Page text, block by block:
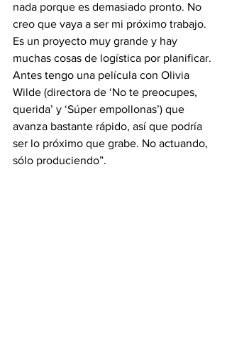
nada porque es demasiado pronto. No
creo que vaya a ser mi próximo trabajo.
Es un proyecto muy grande y hay
muchas cosas de logística por planificar.
Antes tengo una película con Olivia
Wilde (directora de ‘No te preocupes,
querida’ y ‘Súper empollonas’) que
avanza bastante rápido, así que podría
ser lo próximo que grabe. No actuando,
sólo produciendo”.